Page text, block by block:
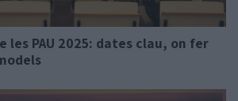
les PAU 2025: dates clau, on fer